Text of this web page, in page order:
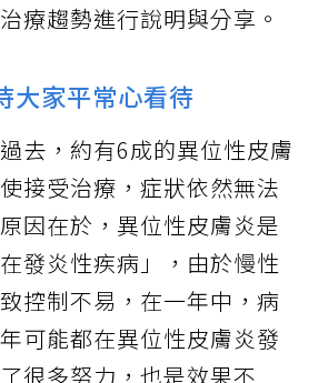
療趨勢進行說明與分享。
大家平常心看待
去，約有6成的異位性皮膚
接受治療，症狀依然無法
因在於，異位性皮膚炎是
發炎性疾病」，由於慢性
控制不易，在一年中，病
可能都在異位性皮膚炎發
很多努力，也是效果不